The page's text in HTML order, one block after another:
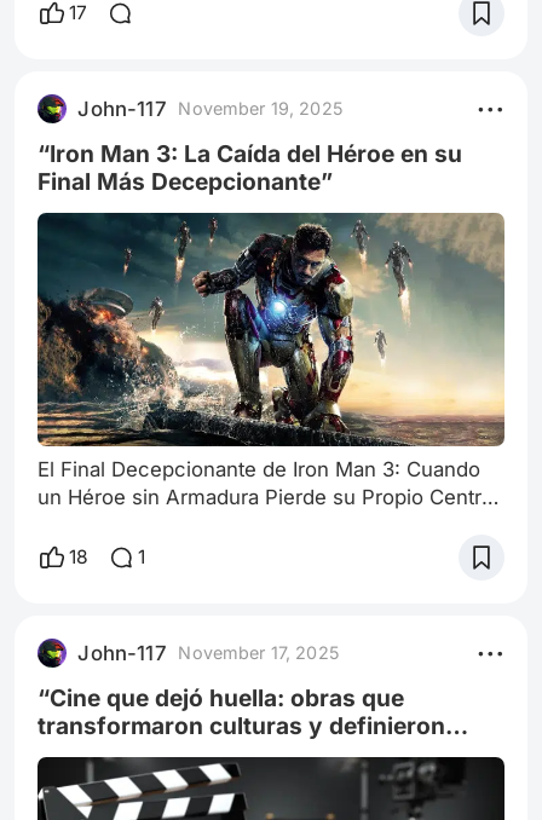
del MCU El cine de superhéroes, desde que se
lado, el espectáculo como motor de una
economía narrativa colosal; por el otro, la
necesidad de sostener una arquitectura
dramática que dé sent
17
John-117 November 19, 2025
“Iron Man 3: La Caída del Héroe en su
Final Más Decepcionante”
El Final Decepcionante de Iron Man 3: Cuando
un Héroe sin Armadura Pierde su Propio Centro
entrega prometía ser la más introspectiva.
con una dimensión psicológica más compleja:
ataques de pánico, insomnio, obsesión
tecnológica y una personalidad fracturada entre
18 1
John-117 November 17, 2025
“Cine que dejó huella: obras que
transformaron culturas y definieron
generaciones”